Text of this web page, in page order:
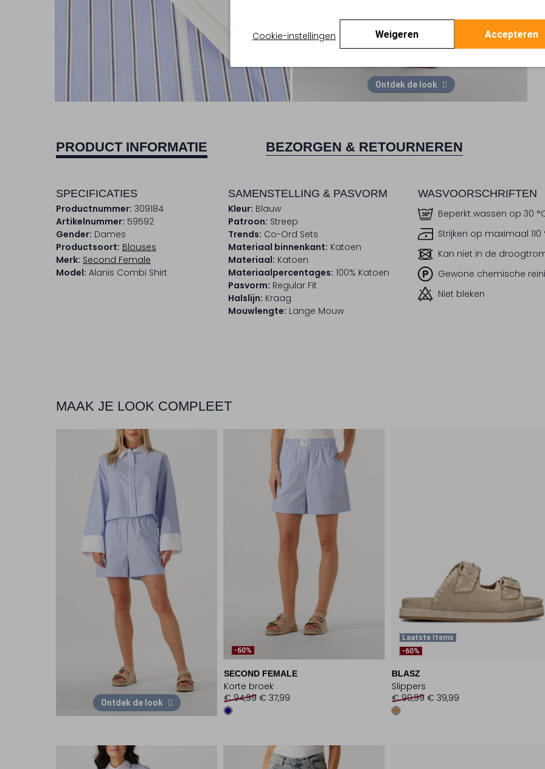
Cookie-instellingen Weigeren Accepteren
Ontdek de look
PRODUCT INFORMATIE BEZORGEN & RETOURNEREN
SPECIFICATIES
Productnummer: 309184
Artikelnummer: 59592
Gender: Dames
Productsoort: Blouses
Merk: Second Female
Model: Alanis Combi Shirt
SAMENSTELLING & PASVORM
Kleur: Blauw
Patroon: Streep
Trends: Co-Ord Sets
Materiaal binnenkant: Katoen
Materiaal: Katoen
Materiaalpercentages: 100% Katoen
Pasvorm: Regular Fit
Halslijn: Kraag
Mouwlengte: Lange Mouw
WASVOORSCHRIFTEN
Beperkt wassen op 30
Strijken op maximaal 110
Kan niet in de
Gewone chemische
Niet bleken
MAAK JE LOOK COMPLEET
Ontdek de look
-60%
SECOND FEMALE
Korte broek
€ 94,99 € 37,99
Laatste Items
-60%
BLASZ
Slippers
€ 99,99 € 39,99